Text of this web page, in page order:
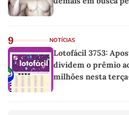
9 NOTÍCIAS
Lotofácil 3753:
dividem o prêmio
milhões nesta